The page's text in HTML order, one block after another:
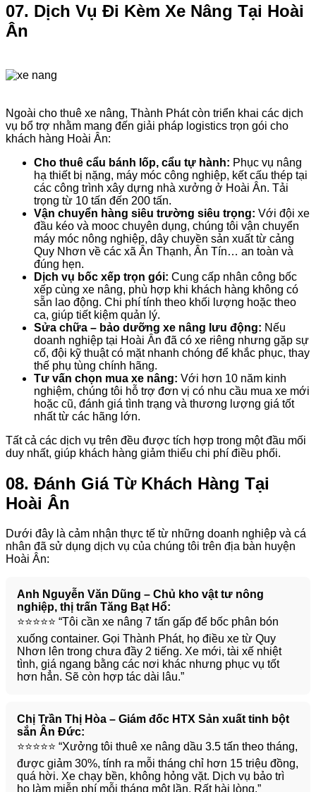
07. Dịch Vụ Đi Kèm Xe Nâng Tại Hoài
Ân
Ngoài cho thuê xe nâng, Thành Phát còn triển khai các dịch
vụ bổ trợ nhằm mang đến giải pháp logistics trọn gói cho
khách hàng Hoài Ân:
Cho thuê cẩu bánh lốp, cẩu tự hành: Phục vụ nâng
hạ thiết bị nặng, máy móc công nghiệp, kết cấu thép tại
các công trình xây dựng nhà xưởng ở Hoài Ân. Tải
trọng từ 10 tấn đến 200 tấn.
Vận chuyển hàng siêu trường siêu trọng: Với đội xe
đầu kéo và mooc chuyên dụng, chúng tôi vận chuyển
máy móc nông nghiệp, dây chuyền sản xuất từ cảng
Quy Nhơn về các xã Ân Thạnh, Ân Tín… an toàn và
đúng hẹn.
Dịch vụ bốc xếp trọn gói: Cung cấp nhân công bốc
xếp cùng xe nâng, phù hợp khi khách hàng không có
sẵn lao động. Chi phí tính theo khối lượng hoặc theo
ca, giúp tiết kiệm quản lý.
Sửa chữa – bảo dưỡng xe nâng lưu động: Nếu
doanh nghiệp tại Hoài Ân đã có xe riêng nhưng gặp sự
cố, đội kỹ thuật có mặt nhanh chóng để khắc phục, thay
thế phụ tùng chính hãng.
Tư vấn chọn mua xe nâng: Với hơn 10 năm kinh
nghiệm, chúng tôi hỗ trợ đơn vị có nhu cầu mua xe mới
hoặc cũ, đánh giá tình trạng và thương lượng giá tốt
nhất từ các hãng lớn.
Tất cả các dịch vụ trên đều được tích hợp trong một đầu mối
duy nhất, giúp khách hàng giảm thiểu chi phí điều phối.
08. Đánh Giá Từ Khách Hàng Tại
Hoài Ân
Dưới đây là cảm nhận thực tế từ những doanh nghiệp và cá
nhân đã sử dụng dịch vụ của chúng tôi trên địa bàn huyện
Hoài Ân:
Anh Nguyễn Văn Dũng – Chủ kho vật tư nông
nghiệp, thị trấn Tăng Bạt Hổ:
⭐️⭐️⭐️⭐️⭐️ “Tôi cần xe nâng 7 tấn gấp để bốc phân bón
xuống container. Gọi Thành Phát, họ điều xe từ Quy
Nhơn lên trong chưa đầy 2 tiếng. Xe mới, tài xế nhiệt
tình, giá ngang bằng các nơi khác nhưng phục vụ tốt
hơn hẳn. Sẽ còn hợp tác dài lâu.”
Chị Trần Thị Hòa – Giám đốc HTX Sản xuất tinh bột
sắn Ân Đức:
⭐️⭐️⭐️⭐️⭐️ “Xưởng tôi thuê xe nâng dầu 3.5 tấn theo tháng,
được giảm 30%, tính ra mỗi tháng chỉ hơn 15 triệu đồng,
quá hời. Xe chạy bền, không hỏng vặt. Dịch vụ bảo trì
họ làm miễn phí mỗi tháng một lần. Rất hài lòng.”